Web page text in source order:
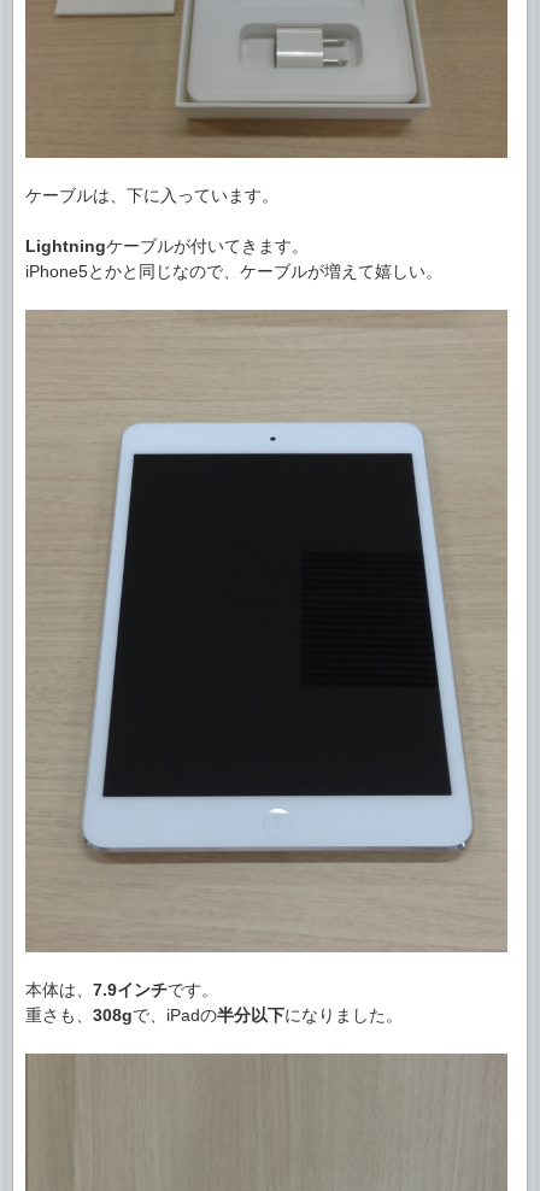
ケーブルは、下に入っています。
Lightningケーブルが付いてきます。
iPhone5とかと同じなので、ケーブルが増えて嬉しい。
本体は、 7.9インチです。
重さも、 308gで、iPadの半分以下になりました。